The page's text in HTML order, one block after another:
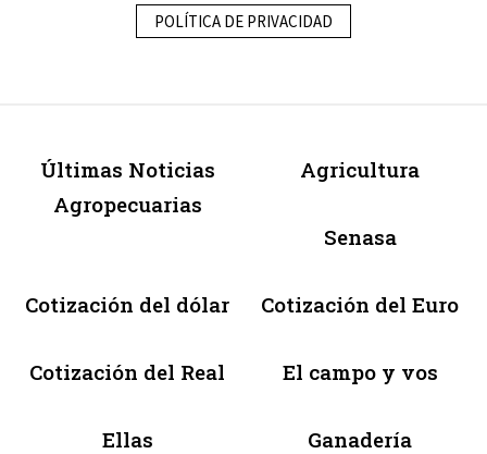
POLÍTICA DE PRIVACIDAD
Últimas Noticias
Agropecuarias
Agricultura
Senasa
Cotización del dólar Cotización del Euro
Cotización del Real El campo y vos
Ellas Ganadería